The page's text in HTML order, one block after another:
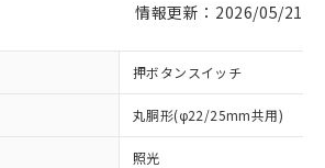
情報更新：2026/05/21
押ボタンスイッチ
丸胴形(φ22/25mm共用)
照光